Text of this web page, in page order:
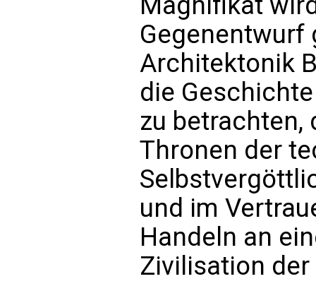
Gegenentwurf
Architektonik
die
zu betrachten,
Thronen der
und im
Handeln an
Zivilisation